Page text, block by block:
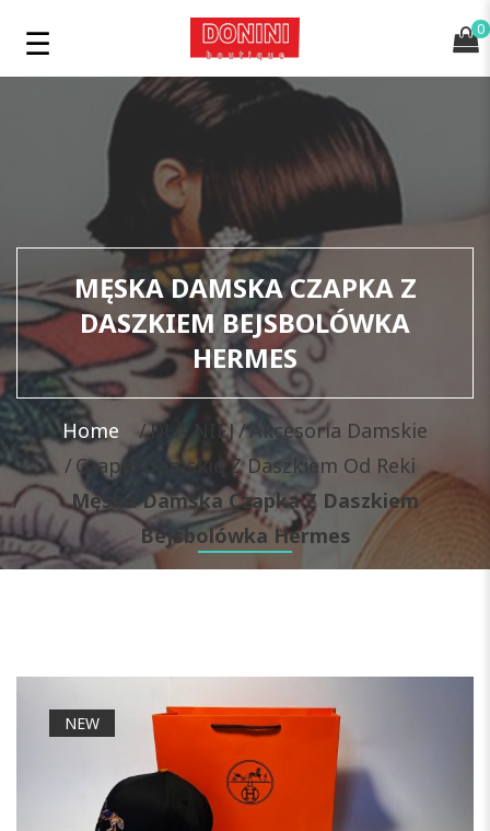
0
MĘSKA DAMSKA CZAPKA Z
DASZKIEM BEJSBOLÓWKA
HERMES
Home DLA NIEJ Akcesoria Damskie
Czapki Damskie Z Daszkiem Od Reki
Męska Damska Czapka Z Daszkiem
Bejsbolówka Hermes
NEW